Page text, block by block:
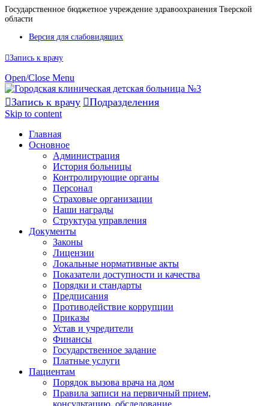
Государственное бюджетное учреждение здравоохранения Тверской
области
Версия для слабовидящих
Запись к врачу
Open/Close Menu
Запись к врачу Подразделения
Skip to content
Главная
Основное
Администрация
История больницы
Контролирующие органы
Персонал
Страховые организации
Наши награды
Структура управления
Документы
Законы
Лицензии
Локальные нормативные акты
Показатели доступности и качества
Порядки и стандарты
Предписания
Противодействие коррупции
Приказы
Устав и учредители
Финансы
Государственное задание
Платные услуги
Пациентам
Порядок вызова врача на дом
Правила записи на первичный прием,
консультацию, обследование